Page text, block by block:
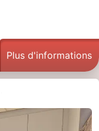
Plus d'informations